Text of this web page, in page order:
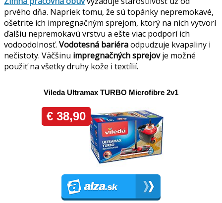
prvého dňa. Napriek tomu, že sú topánky nepremokavé,
ošetrite ich impregnačným sprejom, ktorý na nich vytvorí
ďalšiu nepremokavú vrstvu a ešte viac podporí ich
vodoodolnosť. Vodotesná bariéraodpudzuje kvapaliny i
nečistoty. Väčšinu impregnačných sprejovje možné
použiť na všetky druhy kože i textílií.